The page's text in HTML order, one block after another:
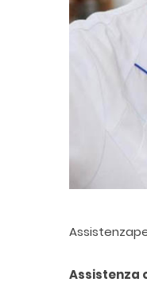
Assistenza